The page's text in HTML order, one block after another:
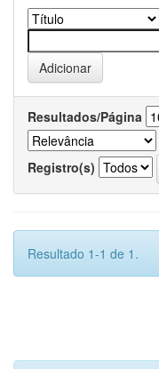
Resultados/Página
Registro(s)
Resultado 1-1 de 1.